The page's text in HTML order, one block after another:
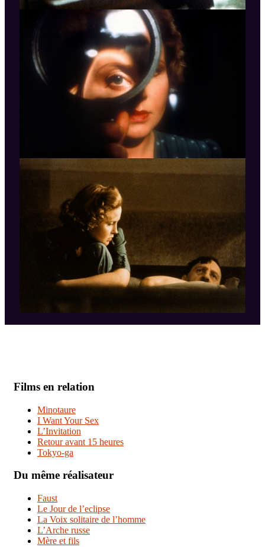
Films en relation
Minotaure
I Want Your Sex
L’Invitation
Retour avant 15 heures
Tokyo-ga
Du même réalisateur
Faust
Le Jour de l’eclipse
La Voix solitaire de l’homme
L’Arche russe
Mère et fils